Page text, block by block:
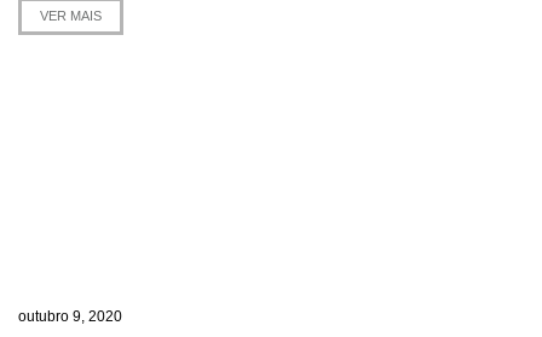
VER MAIS
outubro 9, 2020